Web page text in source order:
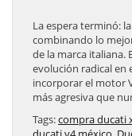
La espera terminó:
combinando lo
de la marca italiana.
evolución radical en
incorporar el motor
más agresiva que
Tags:compra ducati